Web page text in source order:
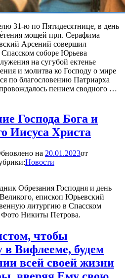
31-ю по Пятидесятнице, в день
мощей прп. Серафима
Арсений совершил
соборе Юрьева
на сугубой ектенье
и молитва ко Господу о мире
по благословению Патриарха
пением сводного …
Господа Бога и
Иисуса Христа
на 20.01.2023от
Новости
Обрезания Господня и день
епископ Юрьевский
литургию в Спасском
Фото Никиты Петрова.
чтобы
Вифлееме, будем
всей своей жизни